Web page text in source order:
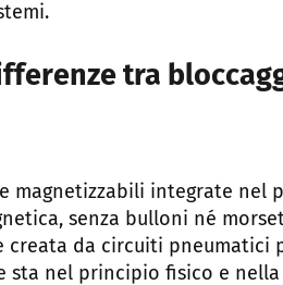
tra
magnetizzabili integrate nel
senza bulloni né
creata da circuiti pneumatici
sta nel principio fisico e